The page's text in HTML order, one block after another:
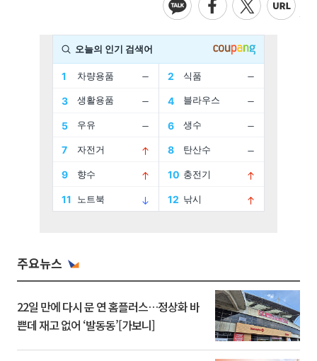
주요뉴스
22일 만에 다시 문 연 홈플러스…정상화 바
쁜데 재고 없어 ‘발동동’[가보니]